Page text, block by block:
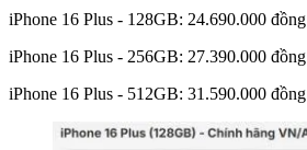
iPhone 16 Plus - 128GB: 24.690.000 đồng
iPhone 16 Plus - 256GB: 27.390.000 đồng
iPhone 16 Plus - 512GB: 31.590.000 đồng